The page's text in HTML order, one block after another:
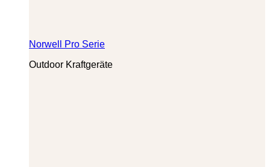
Norwell Pro Serie
Outdoor Kraftgeräte